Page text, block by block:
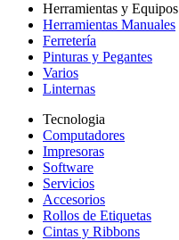
Herramientas y Equipos
Herramientas Manuales
Ferretería
Pinturas y Pegantes
Varios
Linternas
Tecnologia
Computadores
Impresoras
Software
Servicios
Accesorios
Rollos de Etiquetas
Cintas y Ribbons